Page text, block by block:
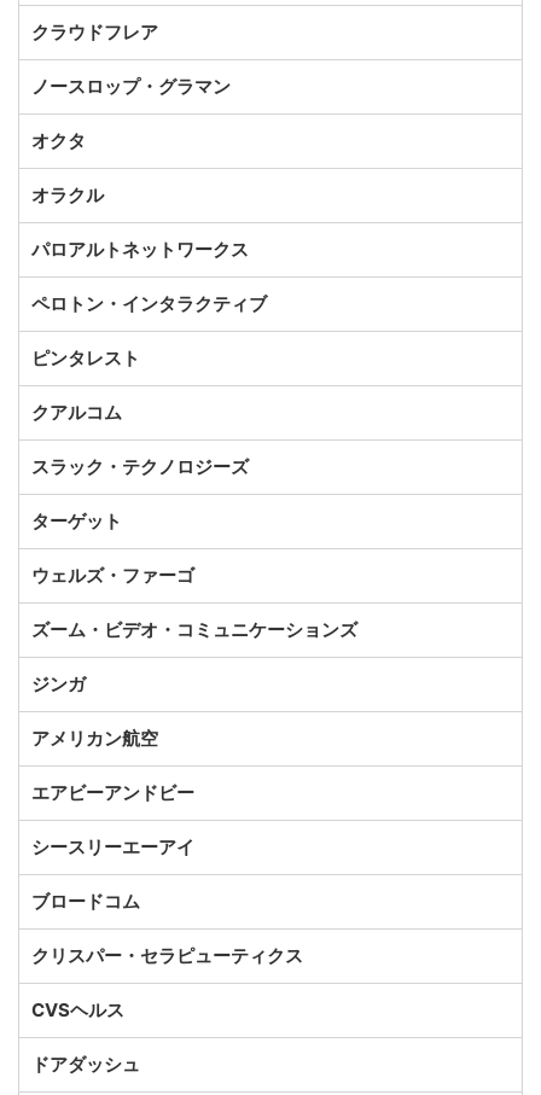
クラウドフレア
ノースロップ・グラマン
オクタ
オラクル
パロアルトネットワークス
ペロトン・インタラクティブ
ピンタレスト
クアルコム
スラック・テクノロジーズ
ターゲット
ウェルズ・ファーゴ
ズーム・ビデオ・コミュニケーションズ
ジンガ
アメリカン航空
エアビーアンドビー
シースリーエーアイ
ブロードコム
クリスパー・セラピューティクス
CVSヘルス
ドアダッシュ